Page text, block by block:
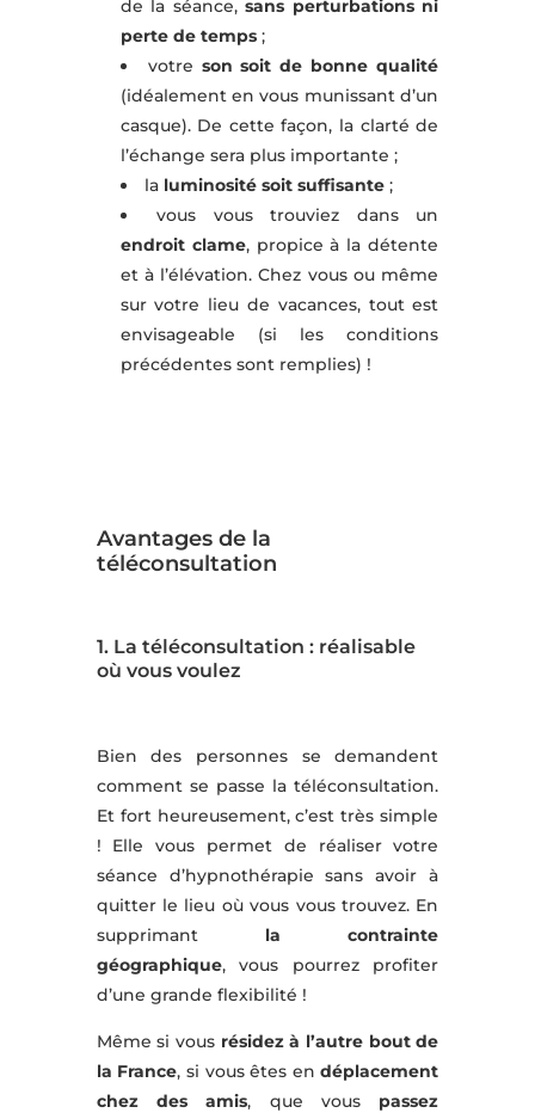
de la séance,sans perturbations ni
perte de temps;
votre son soit de bonne qualité
(idéalement en vous munissant d’un
casque). De cette façon, la clarté de
l’échange sera plus importante ;
la luminosité soit suffisante;
vous vous trouviez dans un
endroit clame, propice à la détente
et à l’élévation. Chez vous ou même
sur votre lieu de vacances, tout est
envisageable (si les conditions
précédentes sont remplies) !
Avantages de la
téléconsultation
1. La téléconsultation : réalisable
où vous voulez
Bien des personnes se demandent
comment se passe la téléconsultation.
Et fort heureusement, c’est très simple
! Elle vous permet de réaliser votre
séance d’hypnothérapie sans avoir à
quitter le lieu où vous vous trouvez. En
supprimant la contrainte
géographique, vous pourrez profiter
d’une grande flexibilité !
Même si vous résidez à l’autre bout de
la France, si vous êtes endéplacement
chez des amis, que vous passez